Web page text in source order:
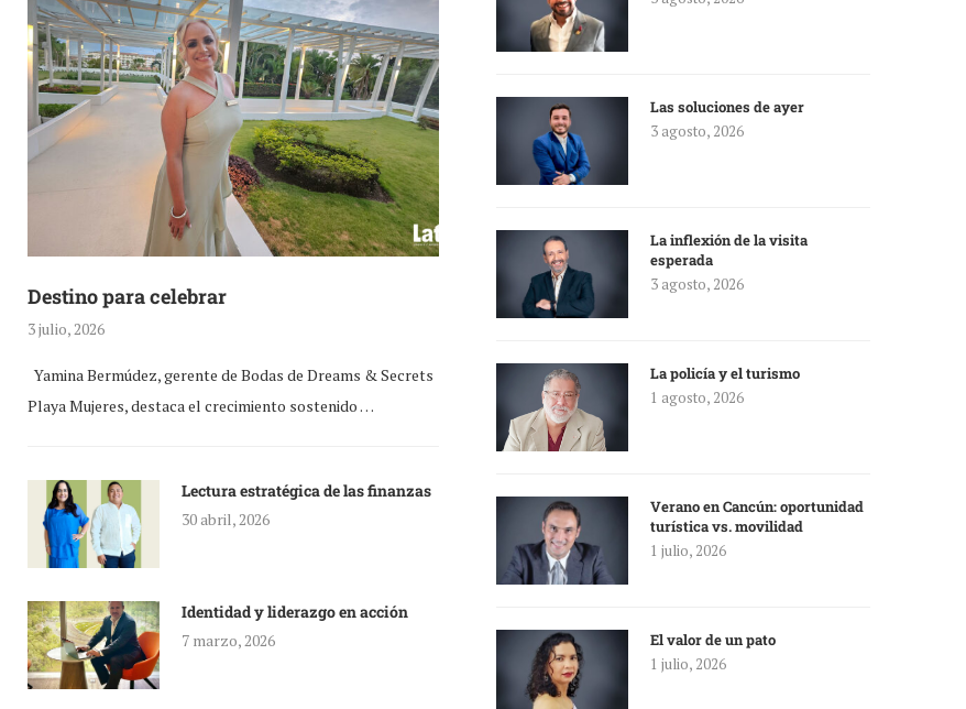
Destino para celebrar
3 julio, 2026
Yamina Bermúdez, gerente de Bodas de Dreams & Secrets
Playa Mujeres, destaca el crecimiento sostenido …
Lectura estratégica de las finanzas
30 abril, 2026
Identidad y liderazgo en acción
7 marzo, 2026
Las soluciones de ayer
3 agosto, 2026
La inflexión de la visita
esperada
3 agosto, 2026
La policía y el turismo
1 agosto, 2026
Verano en Cancún: oportunidad
turística vs. movilidad
1 julio, 2026
El valor de un pato
1 julio, 2026